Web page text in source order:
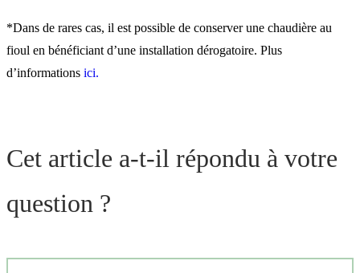
*Dans de rares cas, il est possible de conserver une chaudière au
fioul en bénéficiant d’une installation dérogatoire. Plus
d’informations ici.
Cet article a-t-il répondu à votre
question ?